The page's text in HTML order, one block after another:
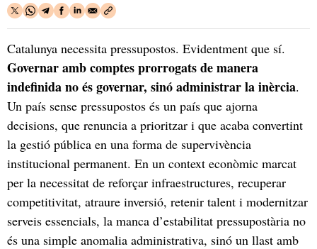
Catalunya necessita pressupostos. Evidentment que sí.
Governar amb comptes prorrogats de manera
indefinida no és governar, sinó administrar la inèrcia.
Un país sense pressupostos és un país que ajorna
decisions, que renuncia a prioritzar i que acaba convertint
la gestió pública en una forma de supervivència
institucional permanent. En un context econòmic marcat
per la necessitat de reforçar infraestructures, recuperar
competitivitat, atraure inversió, retenir talent i modernitzar
serveis essencials, la manca d’estabilitat pressupostària no
és una simple anomalia administrativa, sinó un llast amb